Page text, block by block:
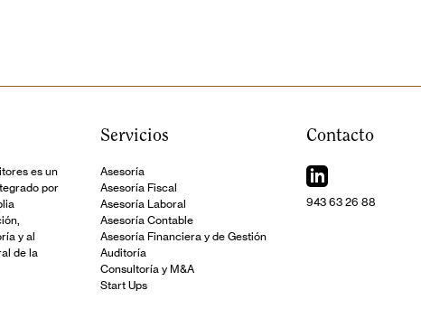
es un
por
y al
de la
Servicios
Asesoría
Asesoría Fiscal
Asesoría Laboral
Asesoría Contable
Asesoría Financiera y de Gestión
Auditoría
Consultoría y M&A
Start Ups
Contacto
943 63 26 88